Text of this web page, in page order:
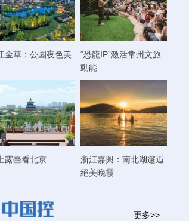
金華：公園夜色美
“恐龍IP”激活常州文旅
動能
露臺看北京
浙江嘉興：南北湖邂逅
絕美晚霞
更多>>